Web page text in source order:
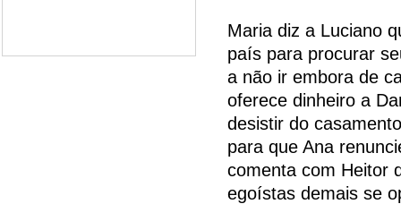
Maria diz a Luciano
país para procurar
a não ir embora de
oferece dinheiro a
desistir do
para que Ana
comenta com Heitor
egoístas demais se